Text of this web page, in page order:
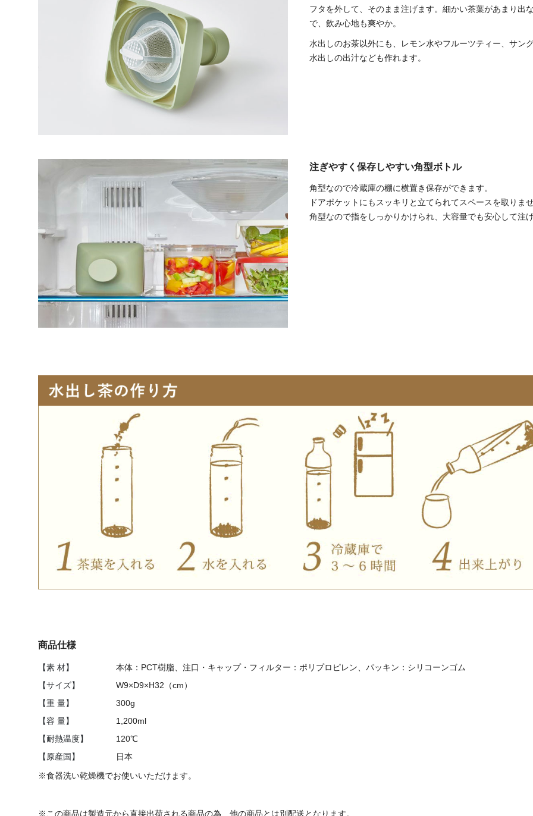
フタを外して、そのまま注げます。細かい茶葉があまり出
で、飲み心地も爽やか。
水出しのお茶以外にも、レモン水やフルーツティー、サン
水出しの出汁なども作れます。
注ぎやすく保存しやすい角型ボトル
角型なので冷蔵庫の棚に横置き保存ができます。
ドアポケットにもスッキリと立てられてスペースを取りま
角型なので指をしっかりかけられ、大容量でも安心して注
商品仕様
【素 材】 本体：PCT樹脂、注口・キャップ・フィルター：ポリプロピレン、パッキン：シリコーンゴム
【サイズ】
W9×D9×H32（cm）
【重 量】
300g
【容 量】
1,200ml
【耐熱温度】
120℃
【原産国】
日本
※食器洗い乾燥機でお使いいただけます。
※この商品は製造元から直接出荷される商品の為、他の商品とは別配送となります。